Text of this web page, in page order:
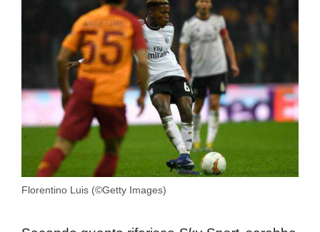
Florentino Luis (©Getty Images)